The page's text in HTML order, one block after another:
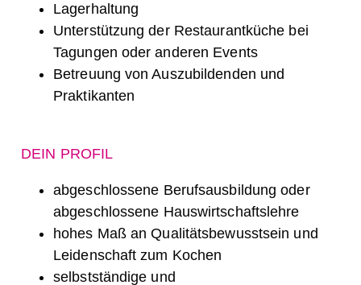
Lagerhaltung
Unterstützung der Restaurantküche bei
Tagungen oder anderen Events
Betreuung von Auszubildenden und
Praktikanten
DEIN PROFIL
abgeschlossene Berufsausbildung oder
abgeschlossene Hauswirtschaftslehre
hohes Maß an Qualitätsbewusstsein und
Leidenschaft zum Kochen
selbstständige und